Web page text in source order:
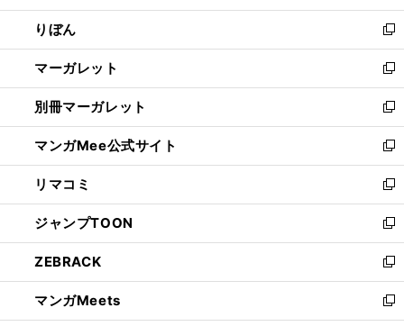
開
く
ウ
で
開
く
ン
ド
ウ
で
開
く
ウ
ィ
ン
ド
ウ
で
開
く
りぼん
新
し
い
ウ
ィ
ン
ド
ウ
で
開
く
マーガレット
新
し
い
ウ
ィ
ン
ド
ウ
で
開
く
別冊マーガレット
新
し
い
ウ
ィ
ン
ド
ウ
で
開
く
マンガMee公式サイト
新
し
い
ウ
ィ
ン
ド
ウ
で
開
リマコミ
新
し
い
ウ
ィ
ン
ド
ウ
ジャンプTOON
新
し
い
ウ
ィ
ン
ZEBRACK
新
し
い
ウ
マンガMeets
新